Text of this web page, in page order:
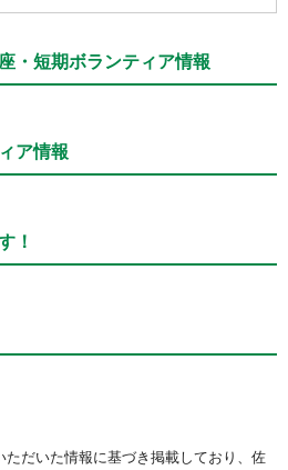
・短期ボランティア情報
ア情報
！
だいた情報に基づき掲載しており、佐